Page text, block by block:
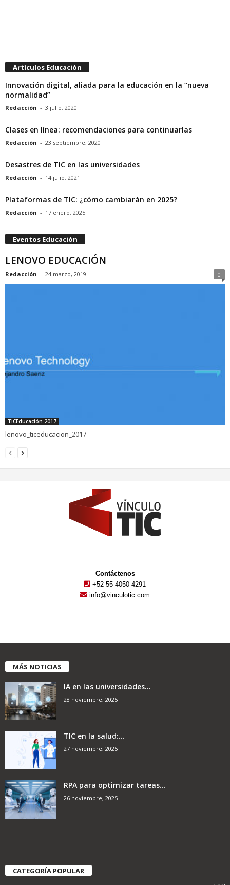
Artículos Educación
Innovación digital, aliada para la educación en la “nueva
normalidad”
Redacción - 3 julio, 2020
Clases en línea: recomendaciones para continuarlas
Redacción - 23 septiembre, 2020
Desastres de TIC en las universidades
Redacción - 14 julio, 2021
Plataformas de TIC: ¿cómo cambiarán en 2025?
Redacción - 17 enero, 2025
Eventos Educación
LENOVO EDUCACIÓN
Redacción - 24 marzo, 2019 0
TICEducación 2017
lenovo_ticeducacion_2017
Contáctenos
+52 55 4050 4291
info@vinculotic.com
MÁS NOTICIAS
IA en las universidades...
28 noviembre, 2025
TIC en la salud:...
27 noviembre, 2025
RPA para optimizar tareas...
26 noviembre, 2025
CATEGORÍA POPULAR